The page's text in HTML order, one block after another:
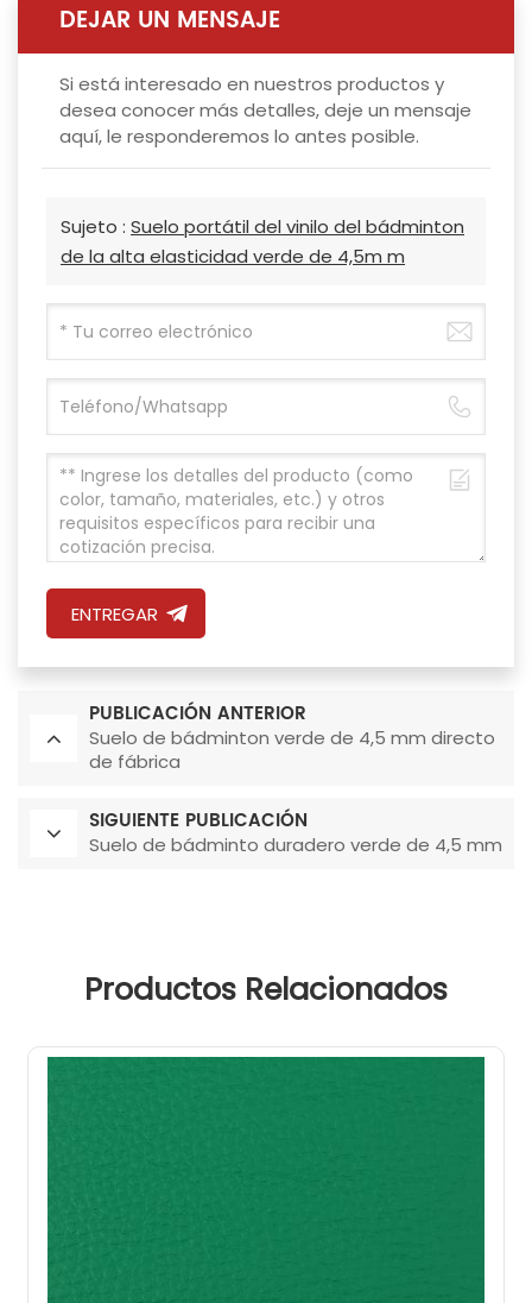
DEJAR UN MENSAJE
Si está interesado en nuestros productos y
desea conocer más detalles, deje un mensaje
aquí, le responderemos lo antes posible.
Sujeto : Suelo portátil del vinilo del bádminton
de la alta elasticidad verde de 4,5m m
ENTREGAR
PUBLICACIÓN ANTERIOR
Suelo de bádminton verde de 4,5 mm directo
de fábrica
SIGUIENTE PUBLICACIÓN
Suelo de bádminto duradero verde de 4,5 mm
Productos Relacionados